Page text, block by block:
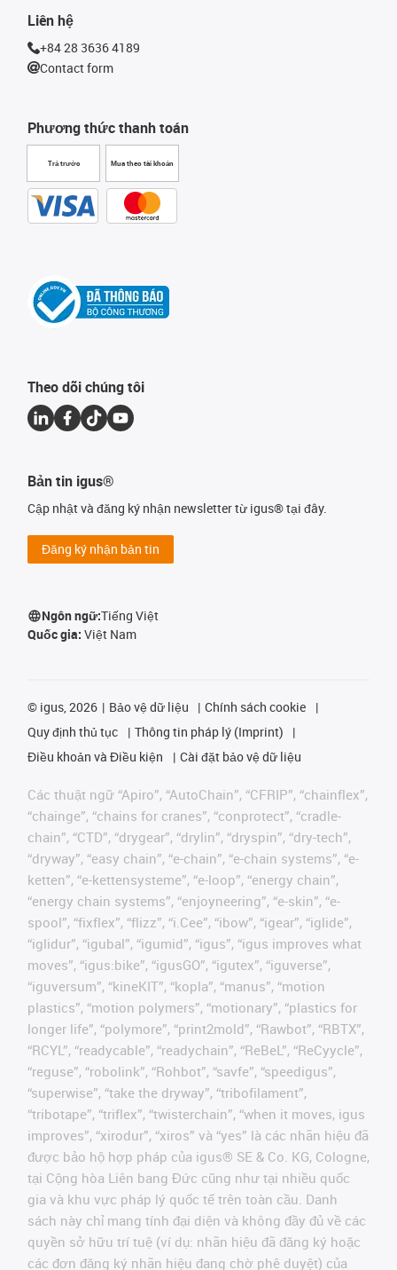
Phương thức thanh toán
Trả trước Mua theo tài khoản
Liên hệ
+84 28 3636 4189
Contact form
Theo dõi chúng tôi
Bản tin igus®
Cập nhật và đăng ký nhận newsletter từ igus® tại đây.
Đăng ký nhận bản tin
Ngôn ngữ:Tiếng Việt
Quốc gia: Việt Nam
© igus, 2026 Bảo vệ dữ liệu
Chính sách cookie
Quy định thủ tục
Thông tin pháp lý (Imprint)
Điều khoản và Điều kiện
Cài đặt bảo vệ dữ liệu
Các thuật ngữ “Apiro”, “AutoChain”, “CFRIP”, “chainflex”,
“chainge”, “chains for cranes”, “conprotect”, “cradle-
chain”, “CTD”, “drygear”, “drylin”, “dryspin”, “dry-tech”,
“dryway”, “easy chain”, “e-chain”, “e-chain systems”, “e-
ketten”, “e-kettensysteme”, “e-loop”, “energy chain”,
“energy chain systems”, “enjoyneering”, “e-skin”, “e-
spool”, “fixflex”, “flizz”, “i.Cee”, “ibow”, “igear”, “iglide”,
“iglidur”, “igubal”, “igumid”, “igus”, “igus improves what
moves”, “igus:bike”, “igusGO”, “igutex”, “iguverse”,
“iguversum”, “kineKIT”, “kopla”, “manus”, “motion
plastics”, “motion polymers”, “motionary”, “plastics for
longer life”, “polymore”, “print2mold”, “Rawbot”, “RBTX”,
“RCYL”, “readycable”, “readychain”, “ReBeL”, “ReCyycle”,
“reguse”, “robolink”, “Rohbot”, “savfe”, “speedigus”,
“superwise”, “take the dryway”, “tribofilament”,
“tribotape”, “triflex”, “twisterchain”, “when it moves, igus
improves”, “xirodur”, “xiros” và “yes” là các nhãn hiệu đã
được bảo hộ hợp pháp của igus® SE & Co. KG, Cologne,
tại Cộng hòa Liên bang Đức cũng như tại nhiều quốc
gia và khu vực pháp lý quốc tế trên toàn cầu. Danh
sách này chỉ mang tính đại diện và không đầy đủ về các
quyền sở hữu trí tuệ (ví dụ: nhãn hiệu đã đăng ký hoặc
các đơn đăng ký nhãn hiệu đang chờ phê duyệt) của